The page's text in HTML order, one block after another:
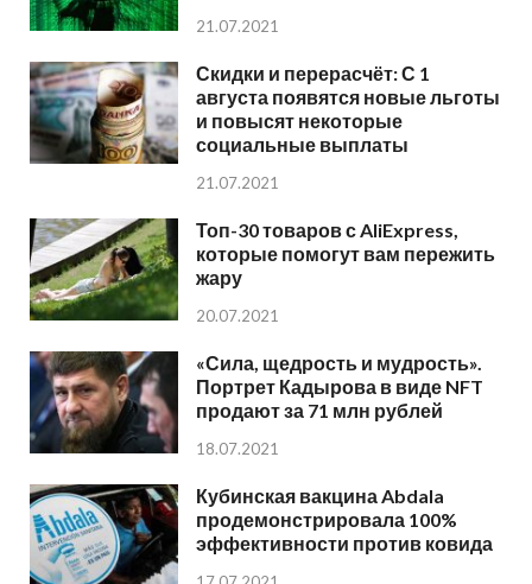
21.07.2021
Скидки и перерасчёт: С 1
августа появятся новые льготы
и повысят некоторые
социальные выплаты
21.07.2021
Топ-30 товаров с AliExpress,
которые помогут вам пережить
жару
20.07.2021
«Сила, щедрость и мудрость».
Портрет Кадырова в виде NFT
продают за 71 млн рублей
18.07.2021
Кубинская вакцина Abdala
продемонстрировала 100%
эффективности против ковида